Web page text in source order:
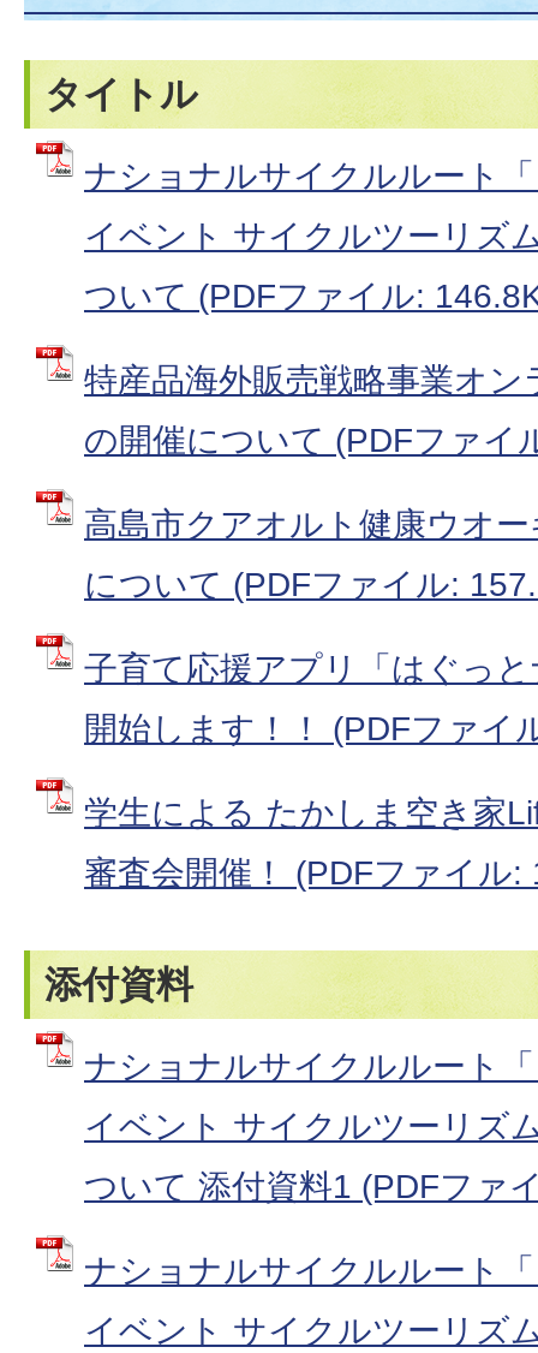
タイトル
ナショナルサイクルルート
イベント サイクルツーリズ
ついて (PDFファイル:
特産品海外販売戦略事業オ
の開催について (PDFファイ
高島市クアオルト健康ウオ
について (PDFファイル:
子育て応援アプリ「はぐっ
開始します！！ (PDFファイ
学生による たかしま空き家
審査会開催！ (PDFファイル:
添付資料
ナショナルサイクルルート
イベント サイクルツーリズ
ついて 添付資料1 (PDFファ
ナショナルサイクルルート
イベント サイクルツーリズ